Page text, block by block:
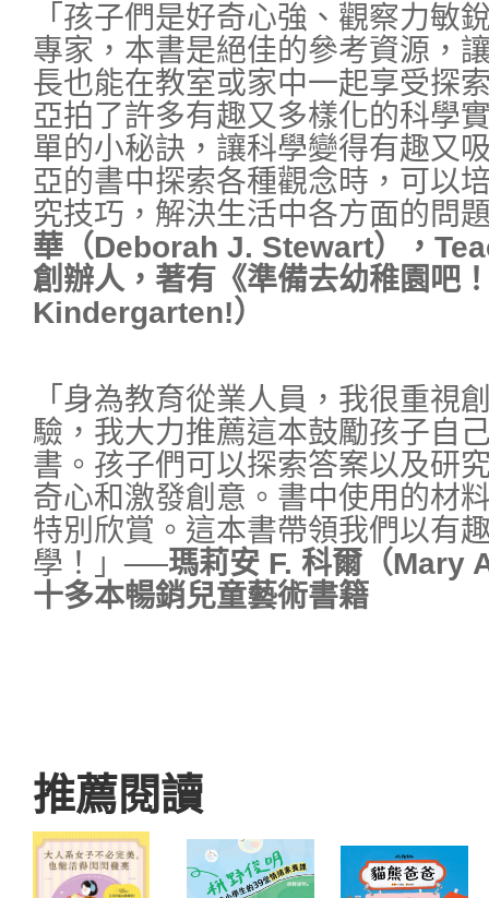
「孩子們是好奇心強、觀察力敏
專家，本書是絕佳的參考資源，
長也能在教室或家中一起享受探
亞拍了許多有趣又多樣化的科學
單的小秘訣，讓科學變得有趣又
亞的書中探索各種觀念時，可以
究技巧，解決生活中各方面的問
華（Deborah J. Stewart），
創辦人，著有《準備去幼稚園吧
Kindergarten!）
「身為教育從業人員，我很重視
驗，我大力推薦這本鼓勵孩子自
書。孩子們可以探索答案以及研
奇心和激發創意。書中使用的材
特別欣賞。這本書帶領我們以有
學！」 ──瑪莉安 F. 科爾（Mary
十多本暢銷兒童藝術書籍
推薦閱讀